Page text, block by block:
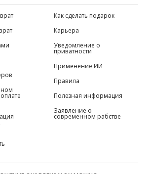
Как сделать подарок
Карьера
Уведомление о
приватности
Применение ИИ
Правила
Полезная информация
Заявление о
современном рабстве